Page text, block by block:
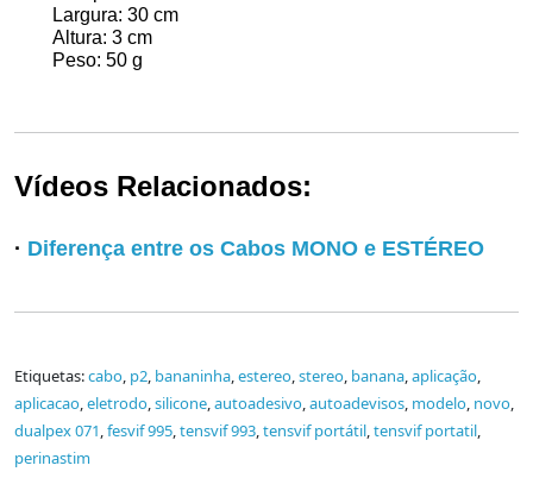
Largura: 30 cm
Altura: 3 cm
Peso: 50 g
Vídeos Relacionados:
· Diferença entre os Cabos MONO e ESTÉREO
Etiquetas:cabo p2 bananinha estereo stereo banana aplicação
aplicacao eletrodo silicone autoadesivo autoadevisos modelo novo
dualpex 071 fesvif 995 tensvif 993 tensvif portátil tensvif portatil
perinastim